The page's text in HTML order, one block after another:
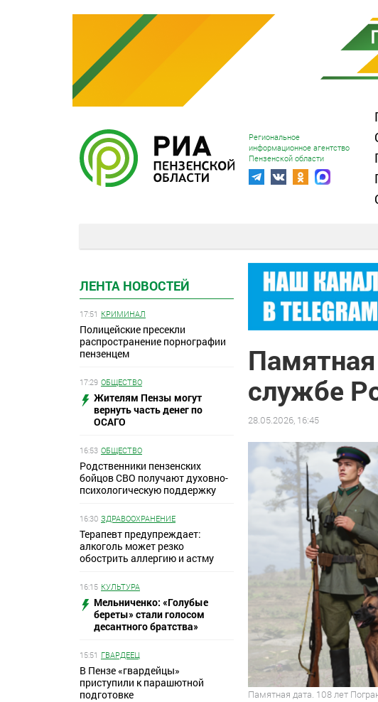
Региональное
информационное агентство
Пензенской области
ЛЕНТА НОВОСТЕЙ
17:51 КРИМИНАЛ
Полицейские пресекли
распространение порнографии
пензенцем
17:29 ОБЩЕСТВО
Жителям Пензы могут
вернуть часть денег по
ОСАГО
16:53 ОБЩЕСТВО
Родственники пензенских
бойцов СВО получают духовно-
психологическую поддержку
16:30 ЗДРАВООХРАНЕНИЕ
Терапевт предупреждает:
алкоголь может резко
обострить аллергию и астму
16:15 КУЛЬТУРА
Мельниченко: «Голубые
береты» стали голосом
десантного братства»
15:51 ГВАРДЕЕЦ
В Пензе «гвардейцы»
приступили к парашютной
подготовке
службе
28.05.2026, 16:45
Памятная дата. 108 лет